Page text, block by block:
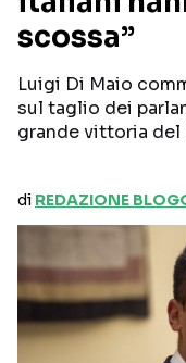
scossa”
Luigi Di Maio
sul taglio dei
grande vittoria del
di REDAZIONE